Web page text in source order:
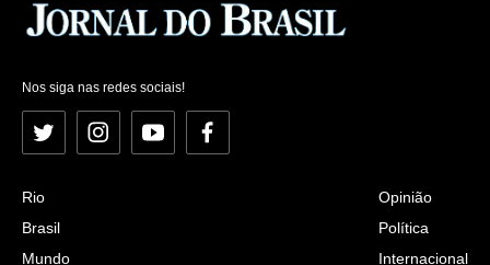
Nos siga nas redes sociais!
Twitter InstagramYouTubeFacebook
Rio
Brasil
Mundo
Opinião
Política
Internacional